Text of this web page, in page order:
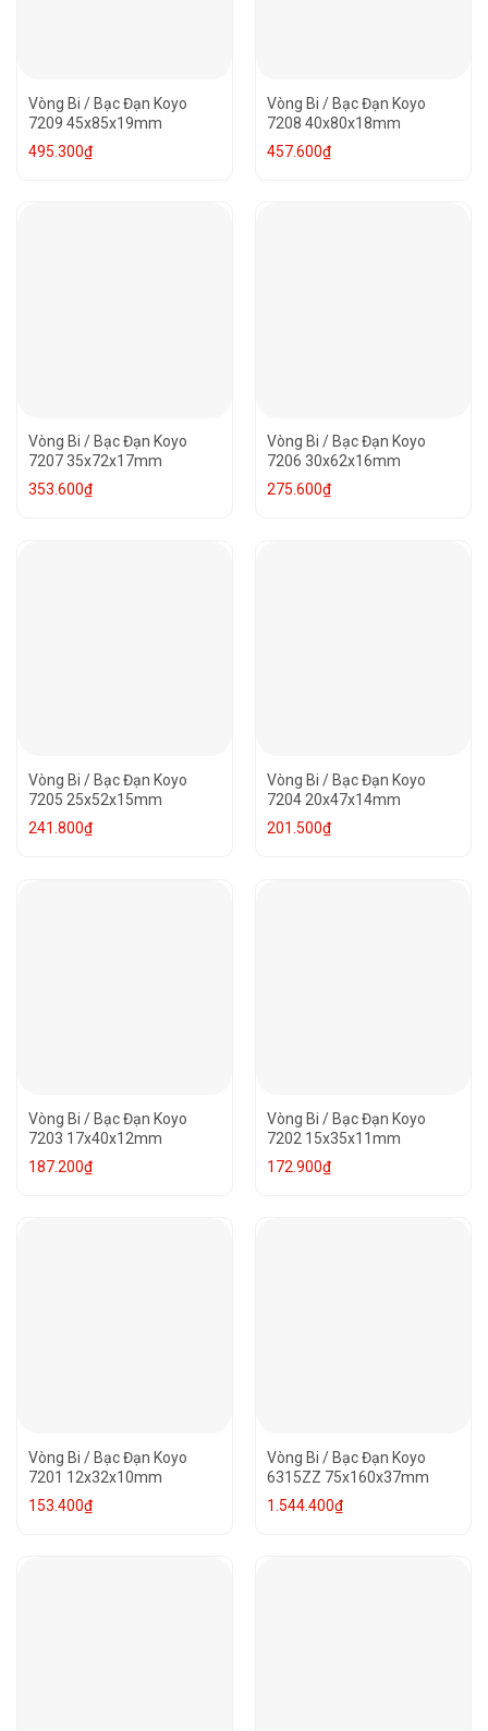
Vòng Bi / Bạc Đạn Koyo
7209 45x85x19mm
495.300₫
Vòng Bi / Bạc Đạn Koyo
7208 40x80x18mm
457.600₫
Vòng Bi / Bạc Đạn Koyo
7207 35x72x17mm
353.600₫
Vòng Bi / Bạc Đạn Koyo
7206 30x62x16mm
275.600₫
Vòng Bi / Bạc Đạn Koyo
7205 25x52x15mm
241.800₫
Vòng Bi / Bạc Đạn Koyo
7204 20x47x14mm
201.500₫
Vòng Bi / Bạc Đạn Koyo
7203 17x40x12mm
187.200₫
Vòng Bi / Bạc Đạn Koyo
7202 15x35x11mm
172.900₫
Vòng Bi / Bạc Đạn Koyo
7201 12x32x10mm
153.400₫
Vòng Bi / Bạc Đạn Koyo
6315ZZ 75x160x37mm
1.544.400₫